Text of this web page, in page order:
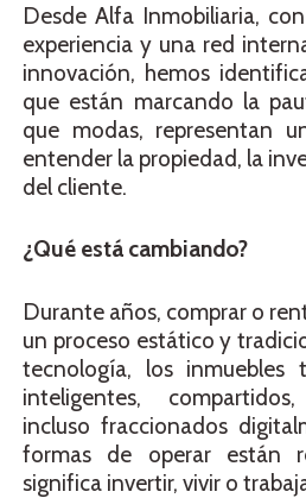
Desde Alfa Inmobiliaria,
experiencia y una red
innovación, hemos
que están marcando la
que modas, representan
entender la propiedad, la
del cliente.
¿Qué está cambiando?
Durante años, comprar o
un proceso estático y
tecnología, los inmuebles
inteligentes,
incluso fraccionados
formas de operar están
significa invertir, vivir o